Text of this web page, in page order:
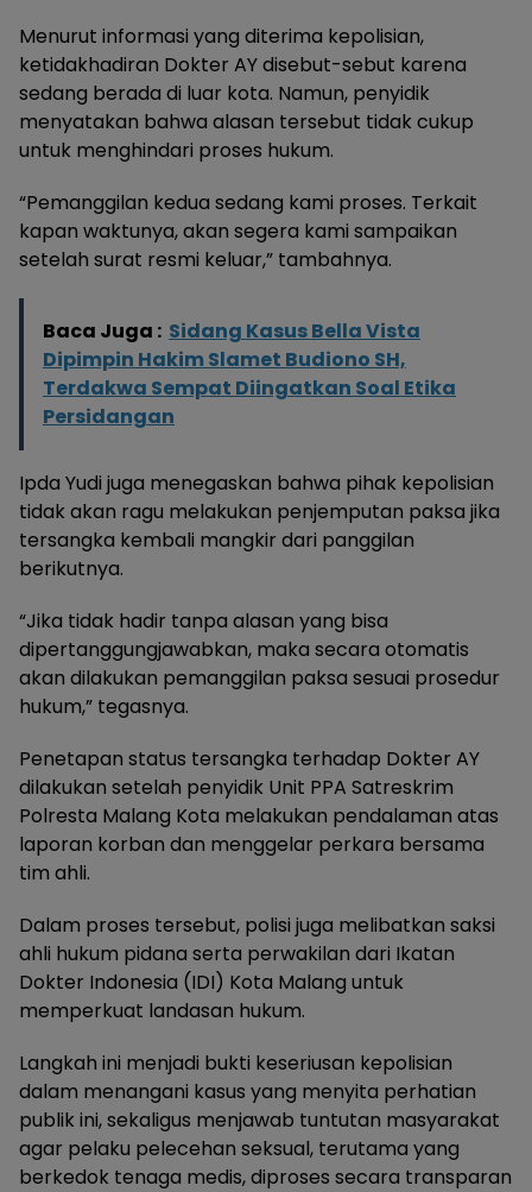
Menurut informasi yang diterima kepolisian,
ketidakhadiran Dokter AY disebut-sebut karena
sedang berada di luar kota. Namun, penyidik
menyatakan bahwa alasan tersebut tidak cukup
untuk menghindari proses hukum.
“Pemanggilan kedua sedang kami proses. Terkait
kapan waktunya, akan segera kami sampaikan
setelah surat resmi keluar,” tambahnya.
Baca Juga : Sidang Kasus Bella Vista
Dipimpin Hakim Slamet Budiono SH,
Terdakwa Sempat Diingatkan Soal Etika
Persidangan
Ipda Yudi juga menegaskan bahwa pihak kepolisian
tidak akan ragu melakukan penjemputan paksa jika
tersangka kembali mangkir dari panggilan
berikutnya.
“Jika tidak hadir tanpa alasan yang bisa
dipertanggungjawabkan, maka secara otomatis
akan dilakukan pemanggilan paksa sesuai prosedur
hukum,” tegasnya.
Penetapan status tersangka terhadap Dokter AY
dilakukan setelah penyidik Unit PPA Satreskrim
Polresta Malang Kota melakukan pendalaman atas
laporan korban dan menggelar perkara bersama
tim ahli.
Dalam proses tersebut, polisi juga melibatkan saksi
ahli hukum pidana serta perwakilan dari Ikatan
Dokter Indonesia (IDI) Kota Malang untuk
memperkuat landasan hukum.
Langkah ini menjadi bukti keseriusan kepolisian
dalam menangani kasus yang menyita perhatian
publik ini, sekaligus menjawab tuntutan masyarakat
agar pelaku pelecehan seksual, terutama yang
berkedok tenaga medis, diproses secara transparan